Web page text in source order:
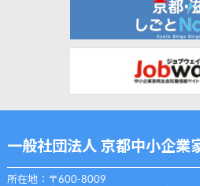
一般社団法人 京都中小企業
所在地：〒600-8009